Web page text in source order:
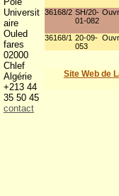
36168/2 SH/20-
01-082
36168/1 20-09-
053
Site Web de
Universit
aire
Ouled
fares
02000
Chlef
Algérie
+213 44
35 50 45
contact